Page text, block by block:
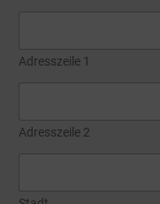
Adresszeile 1
Adresszeile 2